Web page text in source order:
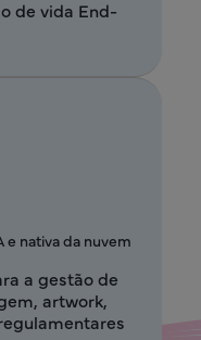
de vida End-
e nativa da nuvem
a gestão de
artwork,